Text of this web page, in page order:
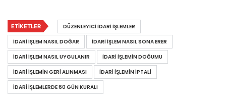
ETIKETLER
DÜZENLEYICI IDARI IŞLEMLER
IDARI IŞLEM NASIL DOĞAR
IDARI IŞLEM NASIL SONA ERER
IDARI IŞLEM NASIL UYGULANIR
IDARI IŞLEMIN DOĞUMU
IDARI IŞLEMIN GERI ALINMASI
IDARI IŞLEMIN IPTALI
IDARI IŞLEMLERDE 60 GÜN KURALI